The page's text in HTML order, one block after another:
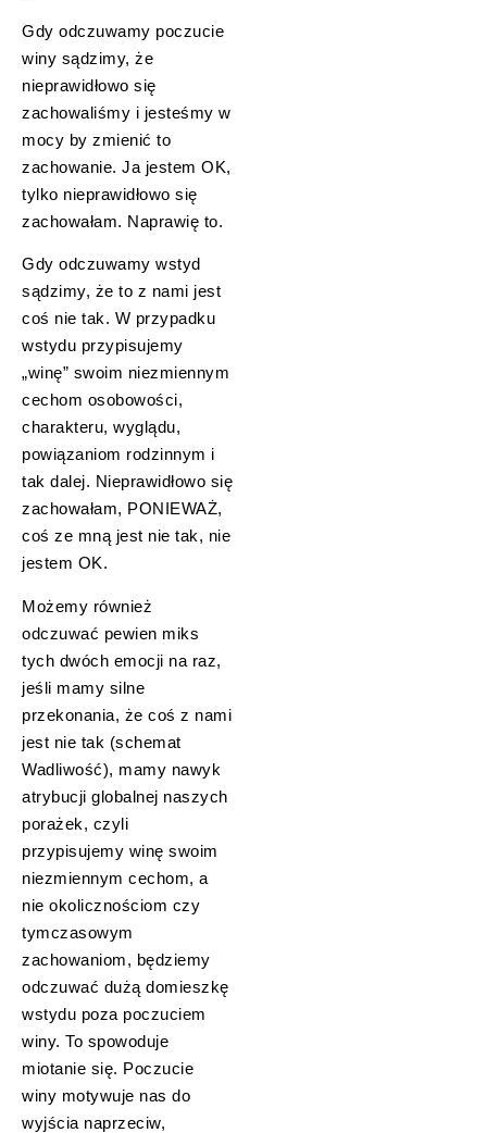
Gdy odczuwamy poczucie
winy sądzimy, że
nieprawidłowo się
zachowaliśmy i jesteśmy w
mocy by zmienić to
zachowanie. Ja jestem OK,
tylko nieprawidłowo się
zachowałam. Naprawię to.
Gdy odczuwamy wstyd
sądzimy, że to z nami jest
coś nie tak. W przypadku
wstydu przypisujemy
„winę” swoim niezmiennym
cechom osobowości,
charakteru, wyglądu,
powiązaniom rodzinnym i
tak dalej. Nieprawidłowo się
zachowałam, PONIEWAŻ,
coś ze mną jest nie tak, nie
jestem OK.
Możemy również
odczuwać pewien miks
tych dwóch emocji na raz,
jeśli mamy silne
przekonania, że coś z nami
jest nie tak (schemat
Wadliwość), mamy nawyk
atrybucji globalnej naszych
porażek, czyli
przypisujemy winę swoim
niezmiennym cechom, a
nie okolicznościom czy
tymczasowym
zachowaniom, będziemy
odczuwać dużą domieszkę
wstydu poza poczuciem
winy. To spowoduje
miotanie się. Poczucie
winy motywuje nas do
wyjścia naprzeciw,